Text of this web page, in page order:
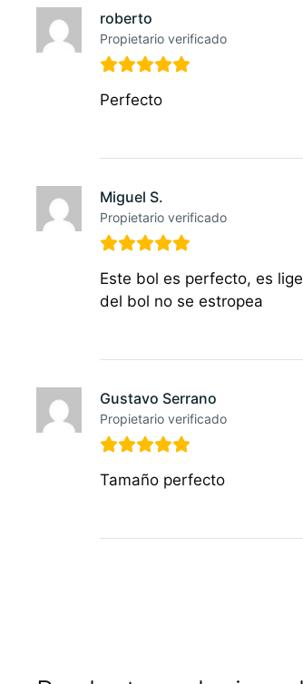
roberto
Propietario verificado
Perfecto
Miguel S.
Propietario verificado
Este bol es perfecto, es
del bol no se estropea
Gustavo Serrano
Propietario verificado
Tamaño perfecto